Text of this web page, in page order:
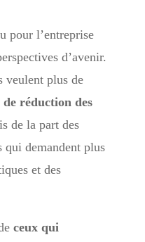
pour l’entreprise
d’avenir.
veulent plus de
réduction des
de la part des
qui demandent plus
et des
ceux qui